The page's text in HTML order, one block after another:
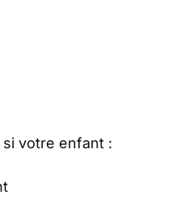
votre enfant :